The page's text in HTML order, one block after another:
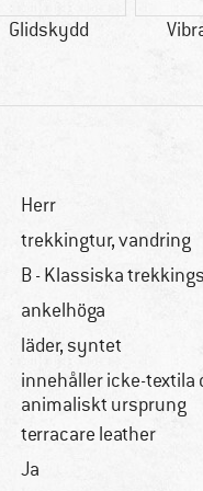
Glidskydd
Herr
trekkingtur, vandring
B - Klassiska
ankelhöga
läder, syntet
innehåller icke-textila
animaliskt ursprung
terracare leather
Ja